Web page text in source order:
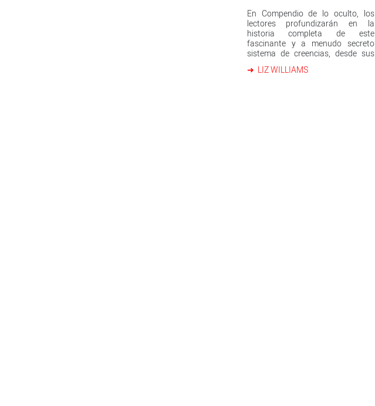
En Compendio de lo oculto, los
lectores profundizarán en la
historia completa de este
fascinante y a menudo secreto
sistema de creencias, desde sus
prácticas contemporáneas, para
LIZ WILLIAMS